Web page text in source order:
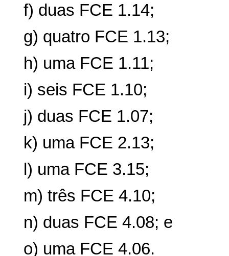
f) duas FCE 1.14;
g) quatro FCE 1.13;
h) uma FCE 1.11;
i) seis FCE 1.10;
j) duas FCE 1.07;
k) uma FCE 2.13;
l) uma FCE 3.15;
m) três FCE 4.10;
n) duas FCE 4.08; e
o) uma FCE 4.06.